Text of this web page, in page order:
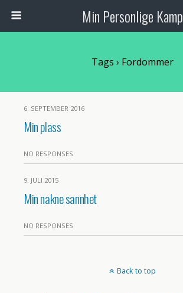
Min Personlige Kamp
Tags › Fordommer
6. SEPTEMBER 2016
Min plass
NO RESPONSES
9. JULI 2015
Min nakne sannhet
NO RESPONSES
Back to top